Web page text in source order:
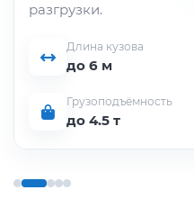
разгрузки.
Длина кузова
до 6 м
Грузоподъёмность
до 4.5 т